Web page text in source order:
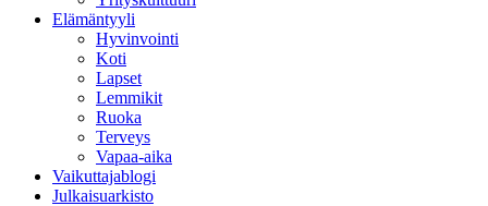
Elämäntyyli
Hyvinvointi
Koti
Lapset
Lemmikit
Ruoka
Terveys
Vapaa-aika
Vaikuttajablogi
Julkaisuarkisto